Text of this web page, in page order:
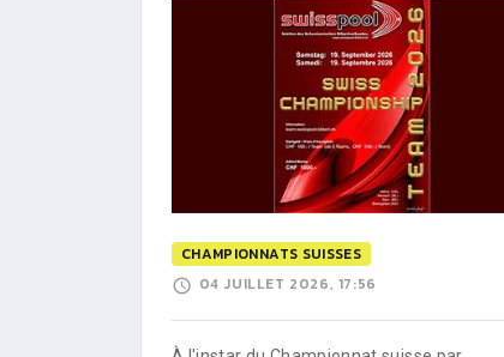
CHAMPIONNATS SUISSES
04 JUILLET 2026, 17:56